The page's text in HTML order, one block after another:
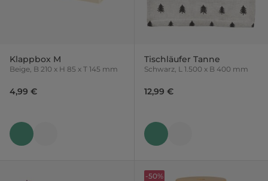
Klappbox M
Beige, B 210 x H 85 x T 145 mm
4,99 €
Tischläufer Tanne
Schwarz, L 1.500 x B 400 mm
12,99 €
-50%